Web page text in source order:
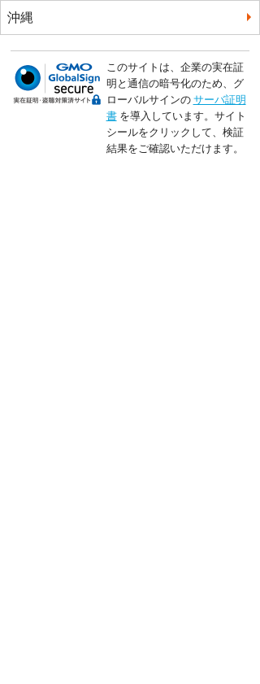
沖縄
このサイトは、企業の実在証
明と通信の暗号化のため、グ
ローバルサインの サーバ証明
書を導入しています。サイト
シールをクリックして、検証
結果をご確認いただけます。